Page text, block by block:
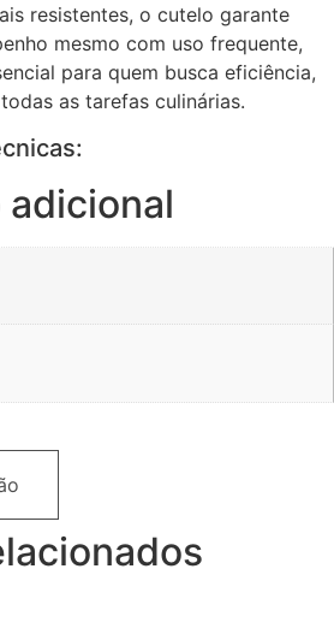
resistentes, o cutelo garante
mesmo com uso frequente,
para quem busca eficiência,
as tarefas culinárias.